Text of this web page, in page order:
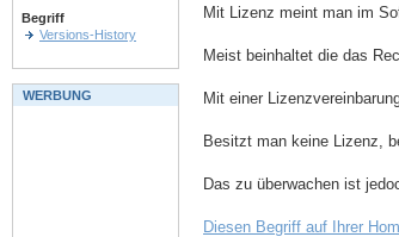
Mit Lizenz meint man im
Meist beinhaltet die das
Mit einer
Besitzt man keine Lizenz,
Das zu überwachen ist
Diesen Begriff auf Ihrer
Begriff
Versions-History
WERBUNG